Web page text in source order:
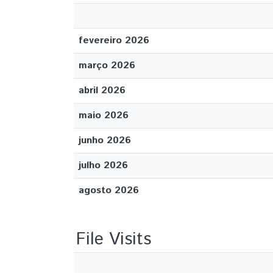
fevereiro 2026
março 2026
abril 2026
maio 2026
junho 2026
julho 2026
agosto 2026
File Visits